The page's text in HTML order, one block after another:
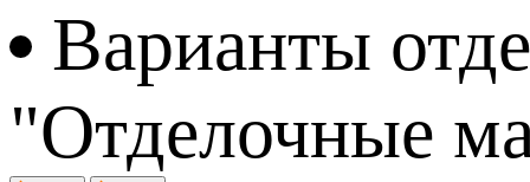
Варианты
"Отделочные